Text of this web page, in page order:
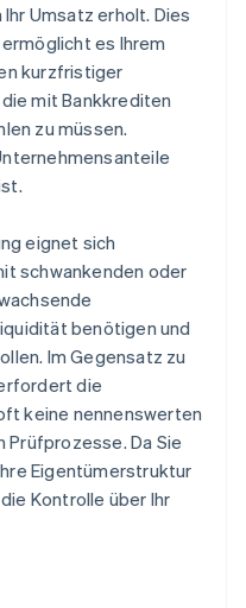
Umsatz erholt. Dies
es Ihrem
kurzfristiger
mit Bankkrediten
zu müssen.
eignet sich
schwankenden oder
benötigen und
Im Gegensatz zu
die
keine nennenswerten
Da Sie
Eigentümerstruktur
Kontrolle über Ihr